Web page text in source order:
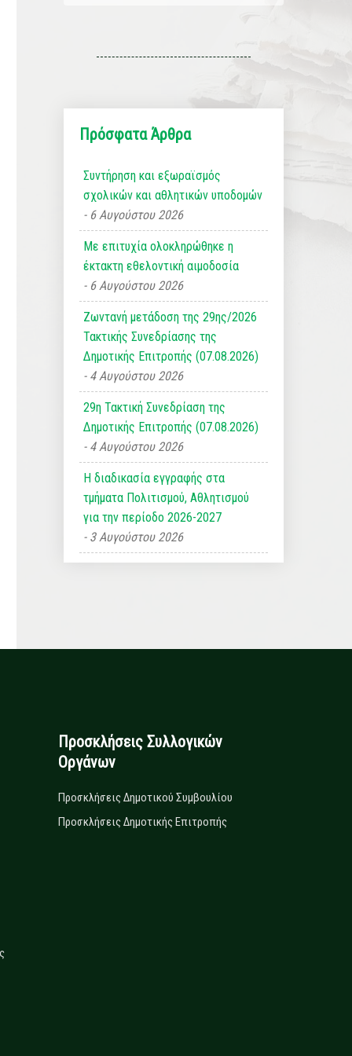
Πρόσφατα Άρθρα
Συντήρηση και εξωραϊσμός
σχολικών και αθλητικών υποδομών
6 Αυγούστου 2026
Με επιτυχία ολοκληρώθηκε η
έκτακτη εθελοντική αιμοδοσία
6 Αυγούστου 2026
Ζωντανή μετάδοση της 29ης/2026
Τακτικής Συνεδρίασης της
Δημοτικής Επιτροπής (07.08.2026)
4 Αυγούστου 2026
29η Τακτική Συνεδρίαση της
Δημοτικής Επιτροπής (07.08.2026)
4 Αυγούστου 2026
Η διαδικασία εγγραφής στα
τμήματα Πολιτισμού, Αθλητισμού
για την περίοδο 2026-2027
3 Αυγούστου 2026
Προσκλήσεις Συλλογικών
Οργάνων
Προσκλήσεις Δημοτικού Συμβουλίου
Προσκλήσεις Δημοτικής Επιτροπής